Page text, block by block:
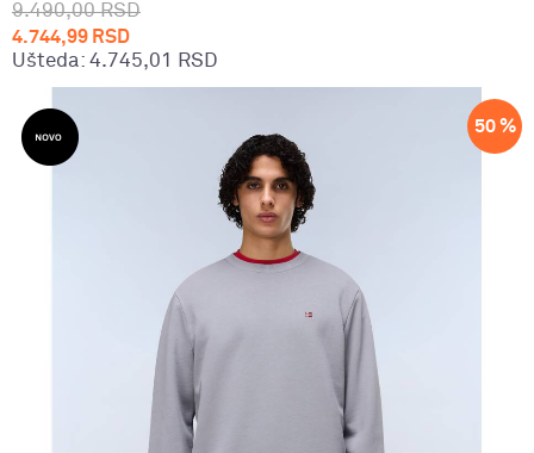
9.490,00 RSD
4.744,99 RSD
Ušteda: 4.745,01 RSD
50 %